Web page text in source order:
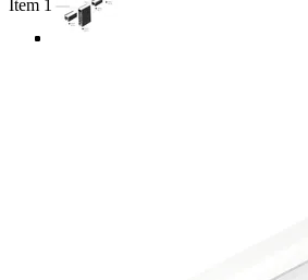
Item 1 of 4